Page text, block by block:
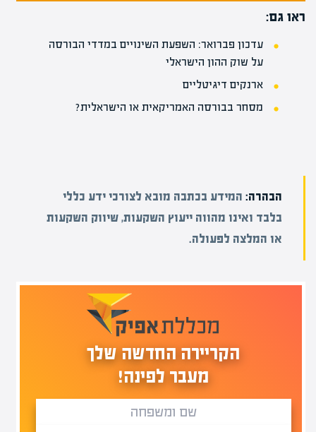
ראו גם:
עדכון פברואר: השפעת השינויים במדדי הבורסה
על שוק ההון הישראלי
ארנקים דיגיטליים
מסחר בבורסה האמריקאית או הישראלית?
הבהרה: המידע בכתבה מובא לצורכי ידע כללי
בלבד ואינו מהווה ייעוץ השקעות, שיווק השקעות
או המלצה לפעולה.
הקריירה החדשה שלך
מעבר לפינה!